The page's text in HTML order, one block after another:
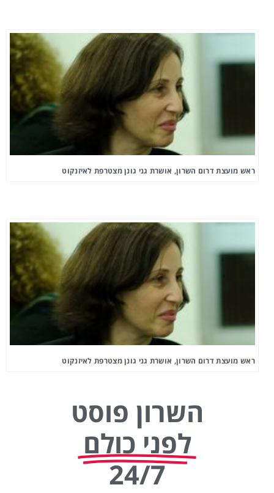
ראש מועצת דרום השרון, אושרת גני גונן מצטרפת לאיזנקוט
ראש מועצת דרום השרון, אושרת גני גונן מצטרפת לאיזנקוט
השרון פוסט
לפני כולם
24/7